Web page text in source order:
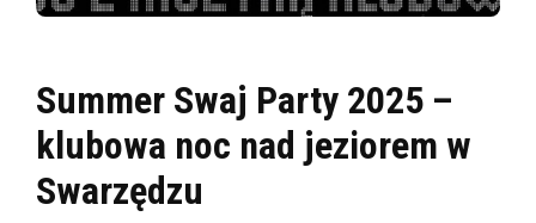
Summer Swaj Party 2025 –
klubowa noc nad jeziorem w
Swarzędzu